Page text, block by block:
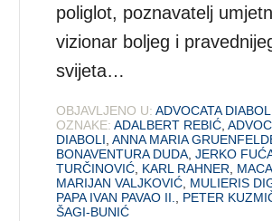
poliglot, poznavatelj
vizionar boljeg i
svijeta…
OBJAVLJENO U: ADVOCATA
OZNAKE: ADALBERT REBIĆ,
DIABOLI,ANNA MARIA
BONAVENTURA DUDA,JERKO
TURČINOVIĆ, KARL RAHNER,
MARIJAN VALJKOVIĆ, MULIERIS
PAPA IVAN PAVAO II., PETER
ŠAGI-BUNIĆ